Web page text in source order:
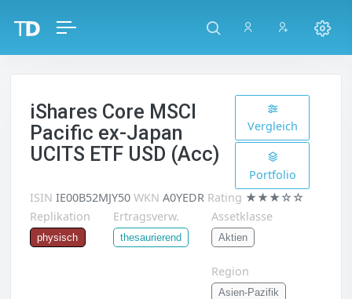
iShares Core MSCI
Pacific ex-Japan
UCITS ETF USD (Acc)
Vergleich
Portfolio
ISIN IE00B52MJY50 WKN A0YEDR Rating ★★★☆☆
Replikation
physisch
Ertragsverw.
thesaurierend
Assetklasse
Aktien
Region
Asien-Pazifik